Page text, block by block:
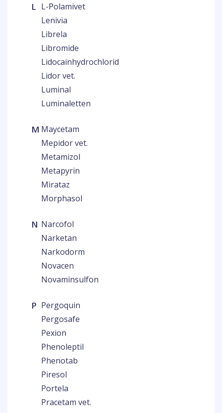
L L-Polamivet
Lenivia
Librela
Libromide
Lidocainhydrochlorid
Lidor vet.
Luminal
Luminaletten
M Maycetam
Mepidor vet.
Metamizol
Metapyrin
Mirataz
Morphasol
N Narcofol
Narketan
Narkodorm
Novacen
Novaminsulfon
P Pergoquin
Pergosafe
Pexion
Phenoleptil
Phenotab
Piresol
Portela
Pracetam vet.